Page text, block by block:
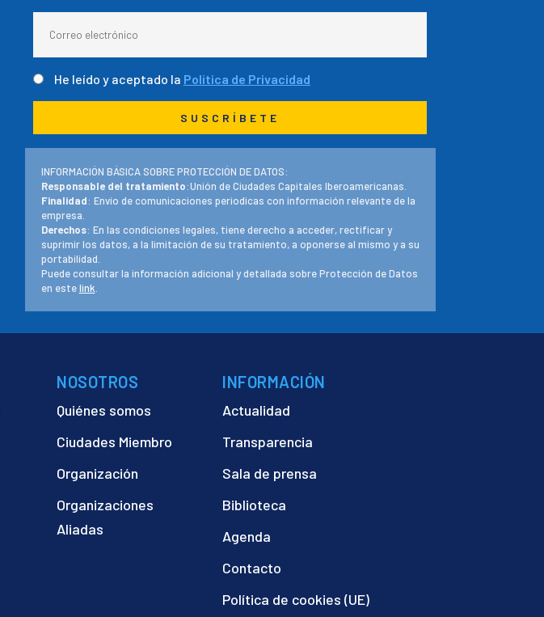
He leído y aceptado la Política de Privacidad
INFORMACIÓN BÁSICA SOBRE PROTECCIÓN DE DATOS:
Responsable del tratamiento:Unión de Ciudades Capitales Iberoamericanas.
Finalidad: Envío de comunicaciones periodicas con información relevante de la
empresa.
Derechos: En las condiciones legales, tiene derecho a acceder, rectificar y
suprimir los datos, a la limitación de su tratamiento, a oponerse al mismo y a su
portabilidad.
Puede consultar la información adicional y detallada sobre Protección de Datos
en estelink
NOSOTROS
Quiénes somos
Ciudades Miembro
Organización
Organizaciones
Aliadas
INFORMACIÓN
Actualidad
Transparencia
Sala de prensa
Biblioteca
Agenda
Contacto
Política de cookies (UE)